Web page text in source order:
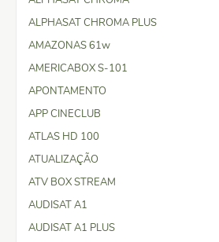
ALPHASAT CHROMA PLUS
AMAZONAS 61w
AMERICABOX S-101
APONTAMENTO
APP CINECLUB
ATLAS HD 100
ATUALIZAÇÃO
ATV BOX STREAM
AUDISAT A1
AUDISAT A1 PLUS